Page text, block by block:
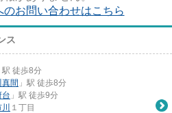
お問い合わせはこちら
ス
駅 徒歩8分
真間 」駅 徒歩8分
台 」駅 徒歩9分
１丁目